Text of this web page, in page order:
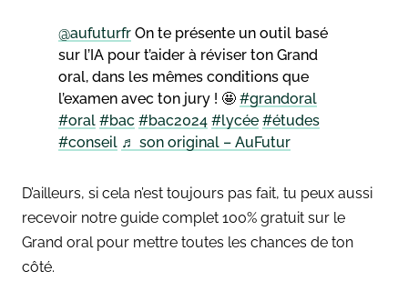
@aufuturfr On te présente un outil basé
sur l’IA pour t’aider à réviser ton Grand
oral, dans les mêmes conditions que
l’examen avec ton jury ! 🤩 #grandoral
#oral #bac #bac2024 #lycée #études
#conseil ♬ son original – AuFutur
D’ailleurs, si cela n’est toujours pas fait, tu peux aussi
recevoir notre guide complet 100% gratuit sur le
Grand oral pour mettre toutes les chances de ton
côté.